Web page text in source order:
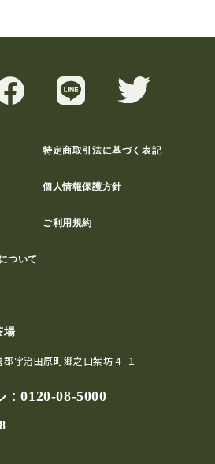
特定商取引法に基づく表記
個人情報保護方針
ご利用規約
ついて
場
宇治田原町郷之口紫坊４-１
：0120-08-5000